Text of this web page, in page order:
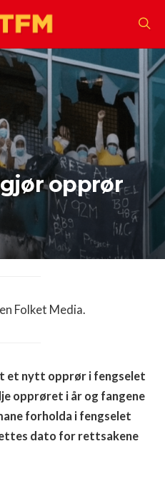
gjør opprør
Folket Media.
et nytt opprør i fengselet
opprøret i år og fangene
forholda i fengselet
dato for rettsakene